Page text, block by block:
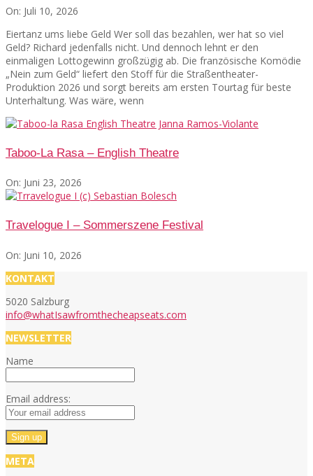
On: Juli 10, 2026
Eiertanz ums liebe Geld Wer soll das bezahlen, wer hat so viel
Geld? Richard jedenfalls nicht. Und dennoch lehnt er den
einmaligen Lottogewinn großzügig ab. Die französische Komödie
„Nein zum Geld“ liefert den Stoff für die Straßentheater-
Produktion 2026 und sorgt bereits am ersten Tourtag für beste
Unterhaltung. Was wäre, wenn
Taboo-La Rasa – English Theatre
On: Juni 23, 2026
Travelogue I – Sommerszene Festival
On: Juni 10, 2026
KONTAKT
5020 Salzburg
info@whatIsawfromthecheapseats.com
NEWSLETTER
Name
Email address:
META